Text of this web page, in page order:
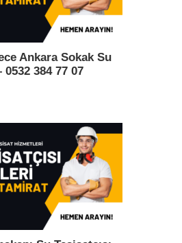
Ankara Sokak Su
0532 384 77 07